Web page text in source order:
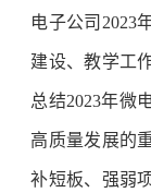
电子公司2023
建设、教学工
总结2023年微
高质量发展的
补短板、强弱